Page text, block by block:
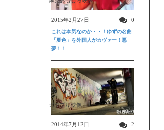
2015年2月27日 0
これは本気なのか・・！ゆずの名曲
「夏色」を外国人がカヴァー！悪
夢！！
ガクブル映像
2014年7月12日 2